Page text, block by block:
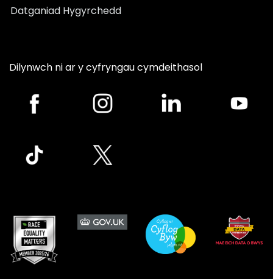
Datganiad Hygyrchedd
Dilynwch ni ar y cyfryngau cymdeithasol